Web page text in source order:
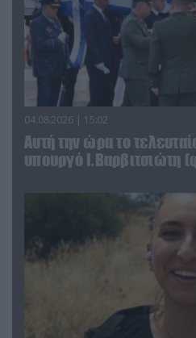
04.08.2026 | 15:02
Αυτή την ώρα το
υπουργό Ι.Βαρβιτσιώτη